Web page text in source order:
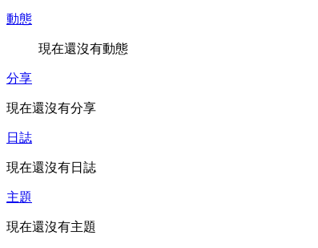
動態
現在還沒有動態
分享
現在還沒有分享
日誌
現在還沒有日誌
主題
現在還沒有主題